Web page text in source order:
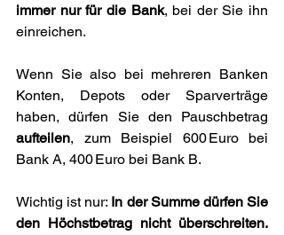
immer nur für die Bank, bei der Sie ihn
einreichen.
Wenn Sie also bei mehreren Banken
Konten, Depots oder Sparverträge
aufteilen, zum Beispiel 600 Euro bei
Bank A, 400 Euro bei Bank B.
Wichtig ist nur: In der Summe dürfen Sie
den Höchstbetrag nicht überschreiten.